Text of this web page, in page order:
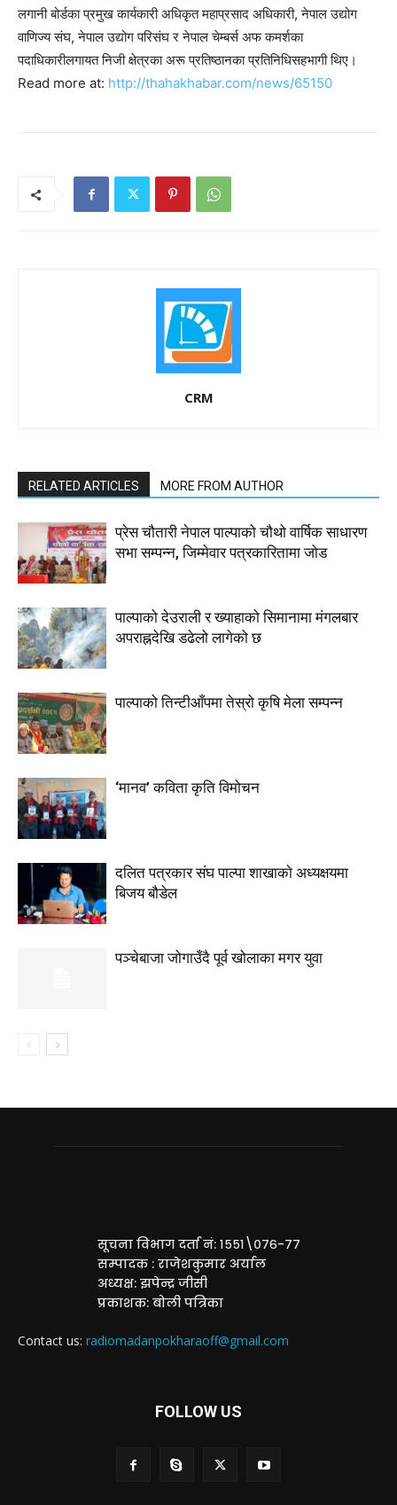
लगानी बोर्डका प्रमुख कार्यकारी अधिकृत महाप्रसाद अधिकारी, नेपाल उद्योग
वाणिज्य संघ, नेपाल उद्योग परिसंघ र नेपाल चेम्बर्स अफ कमर्शका
पदाधिकारीलगायत निजी क्षेत्रका अरू प्रतिष्ठानका प्रतिनिधिसहभागी थिए।
Read more at: http://thahakhabar.com/news/65150
CRM
RELATED ARTICLES MORE FROM AUTHOR
प्रेस चौतारी नेपाल पाल्पाको चौथो वार्षिक साधारण
सभा सम्पन्न, जिम्मेवार पत्रकारितामा जोड
पाल्पाको देउराली र ख्याहाको सिमानामा मंगलबार
अपराह्नदेखि डढेलो लागेको छ
पाल्पाको तिन्टीआँपमा तेस्रो कृषि मेला सम्पन्न
‘मानव’ कविता कृति विमोचन
दलित पत्रकार संघ पाल्पा शाखाकाे अध्यक्षयमा
बिजय बौडेल
पञ्चेबाजा जोगाउँदै पूर्व खोलाका मगर युवा
सूचना विभाग दर्ता नं: १५५१\०७६-७७
सम्पादक : राजेशकुमार अर्याल
अध्यक्ष: झपेन्द्र जीसी
प्रकाशक: बोली पत्रिका
Contact us: radiomadanpokharaoff@gmail.com
FOLLOW US